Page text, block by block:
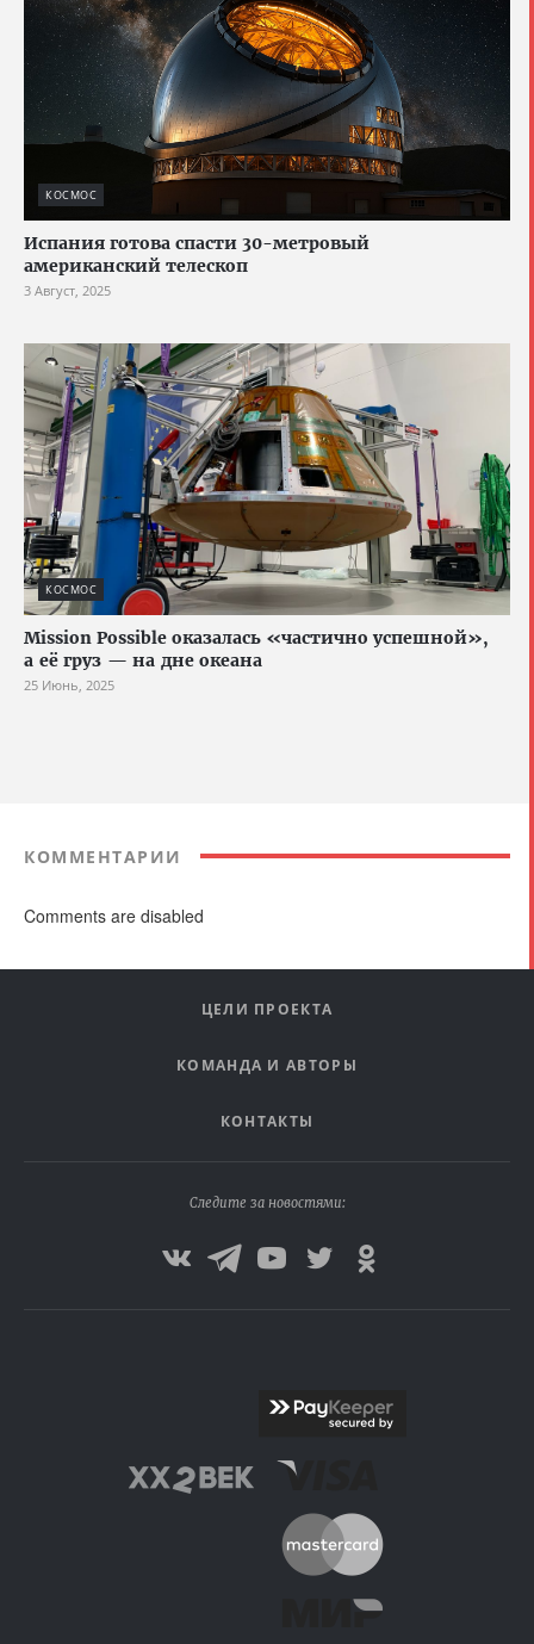
КОСМОС
Испания готова спасти 30-метровый
американский телескоп
3 Август, 2025
КОСМОС
Mission Possible оказалась «частично успешной»,
а её груз — на дне океана
25 Июнь, 2025
КОММЕНТАРИИ
Comments are disabled
ЦЕЛИ ПРОЕКТА
КОМАНДА И АВТОРЫ
КОНТАКТЫ
Следите за новостями: